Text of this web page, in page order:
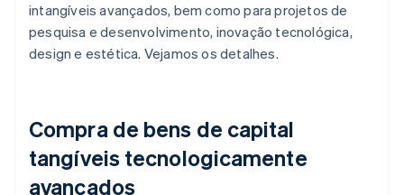
intangíveis avançados, bem como para projetos de
pesquisa e desenvolvimento, inovação tecnológica,
design e estética. Vejamos os detalhes.
Compra de bens de capital
tangíveis tecnologicamente
avançados